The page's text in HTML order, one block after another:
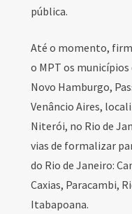
pública.
Até o momento,
o MPT os municípios
Novo Hamburgo,
Venâncio Aires,
Niterói, no Rio de
vias de formalizar
do Rio de Janeiro:
Caxias, Paracambi,
Itabapoana.